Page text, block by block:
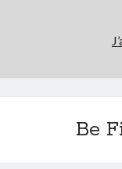
Be